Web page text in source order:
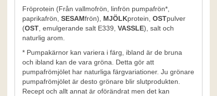
Fröprotein (Från vallmofrön, linfrön pumpafrön*,
paprikafrön, SESAMfrön), MJÖLKprotein, OSTpulver
(OST, emulgerande salt E339, VASSLE), salt och
naturlig arom.
* Pumpakärnor kan variera i färg, ibland är de bruna
och ibland kan de vara gröna. Detta gör att
pumpafrömjölet har naturliga färgvariationer. Ju grönare
pumpafrömjölet är desto grönare blir slutprodukten.
Recept och allt annat är oförändrat men det kan